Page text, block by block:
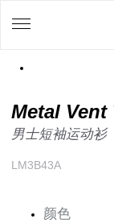
Metal Vent
男士短袖运动衫
LM3B43A
颜色